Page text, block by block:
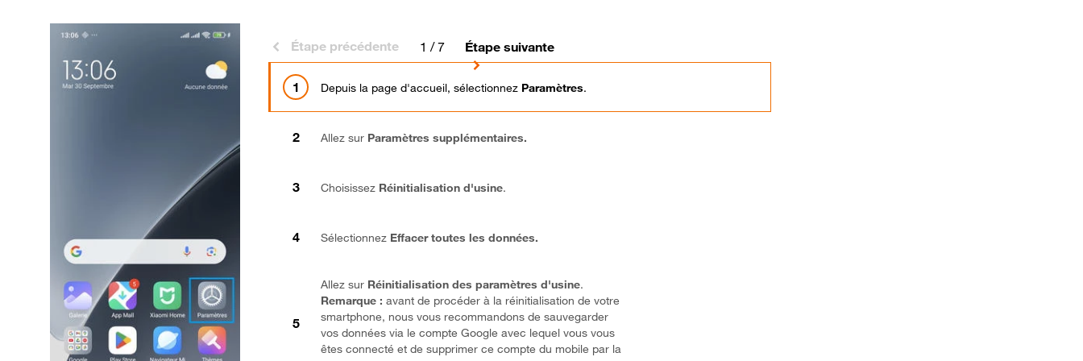
Étape précédente 1 / 7 Étape suivante
Depuis la page d'accueil, sélectionnez Paramètres.
Allez sur Paramètres supplémentaires.
Choisissez Réinitialisation d'usine.
Sélectionnez Effacer toutes les données.
Allez sur Réinitialisation des paramètres d'usine.
Remarque :avant de procéder à la réinitialisation de votre
smartphone, nous vous recommandons de sauvegarder
vos données via le compte Google avec lequel vous vous
êtes connecté et de supprimer ce compte du mobile par la